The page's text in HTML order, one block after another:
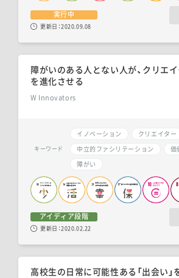
高校生の日常に可能性ある「出会い」
実行中
更新日：2020.09.08
障がいのある人とない人が、クリエ
を進化させる
W Innovators
キーワード
イノベーション
クリエイター
中立的ファシリテーション
価
障がい
アイディア段階
更新日：2020.02.22